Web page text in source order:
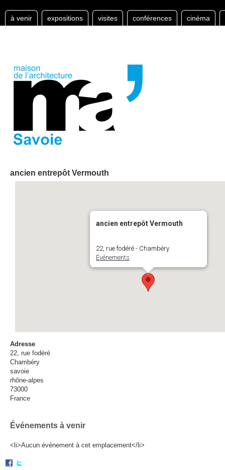
à venir expositions visites conférences cinéma
ancien entrepôt Vermouth
ancien entrepôt Vermouth
22, rue fodéré - Chambéry
Événements
Adresse
22, rue fodéré
Chambéry
savoie
rhône-alpes
73000
France
Événements à venir
<li>Aucun événement à cet emplacement</li>